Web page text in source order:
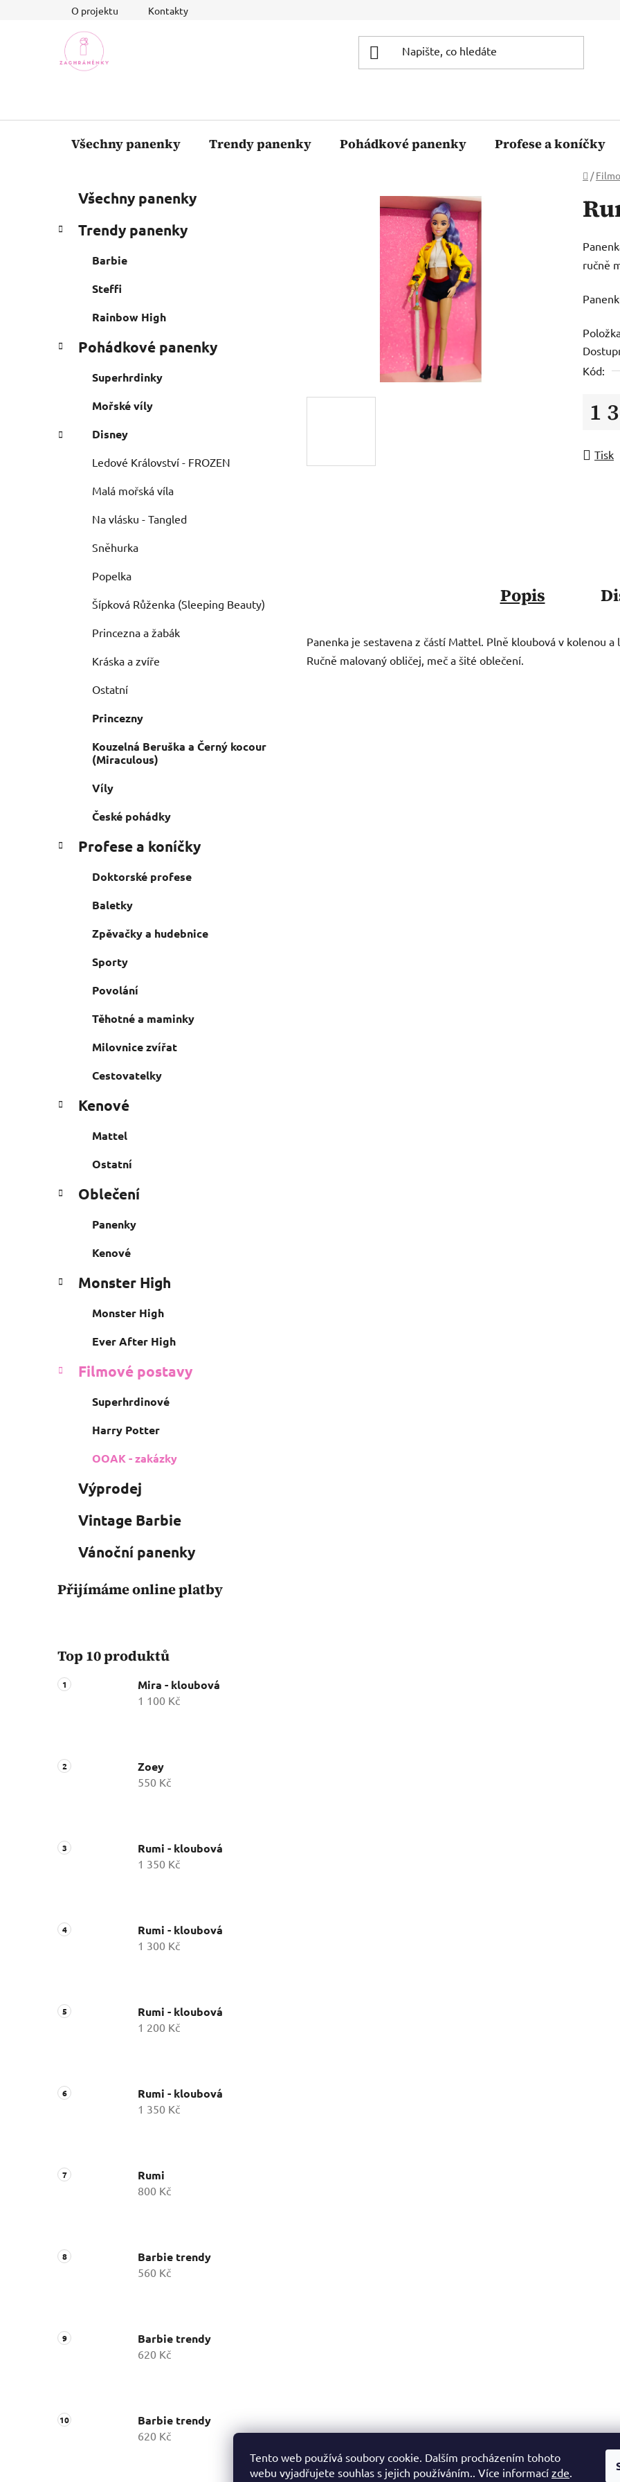
Tento web používá soubory cookie. Dalším procházením tohoto
webu vyjadřujete souhlas s jejich používáním.. Více informací zde.
O projektu Kontakty
Všechny panenky Trendy panenky Pohádkové panenky Profese a koníčky
Domů
/
s
p
Přeskočit
kategorie
e
Všechny panenky
Trendy panenky
Barbie
Steffi
Rainbow High
Pohádkové panenky
Superhrdinky
Mořské víly
Disney
Ledové Království - FROZEN
Malá mořská víla
Na vlásku - Tangled
Sněhurka
Popelka
Šípková Růženka (Sleeping Beauty)
Princezna a žabák
Kráska a zvíře
Ostatní
Princezny
Kouzelná Beruška a Černý kocour
(Miraculous)
Víly
České pohádky
Profese a koníčky
Doktorské profese
Baletky
Zpěvačky a hudebnice
Sporty
Povolání
Těhotné a maminky
Milovnice zvířat
Cestovatelky
Kenové
Mattel
Ostatní
Oblečení
Panenky
Kenové
Monster High
Monster High
Ever After High
Filmové postavy
Superhrdinové
Harry Potter
OOAK - zakázky
Výprodej
Vintage Barbie
Vánoční panenky
Přijímáme online platby
Top 10 produktů
Mira - kloubová
1 100 Kč
Zoey
550 Kč
Rumi - kloubová
1 350 Kč
Rumi - kloubová
1 300 Kč
Rumi - kloubová
1 200 Kč
Rumi - kloubová
1 350 Kč
Rumi
800 Kč
Barbie trendy
560 Kč
Barbie trendy
620 Kč
Barbie trendy
620 Kč
ručně
Kód:
1
Tisk
Popis
Panenka je sestavena z částí Mattel. Plně kloubová v kolenou a
Ručně malovaný obličej, meč a šité oblečení.